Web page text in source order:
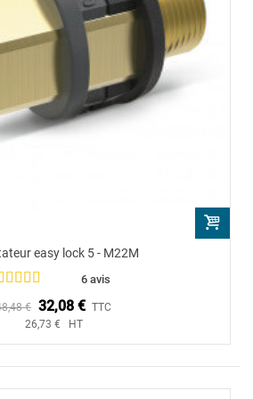
easy lock 5 - M22M
6 avis
€ 32,08 € TTC
26,73 € HT